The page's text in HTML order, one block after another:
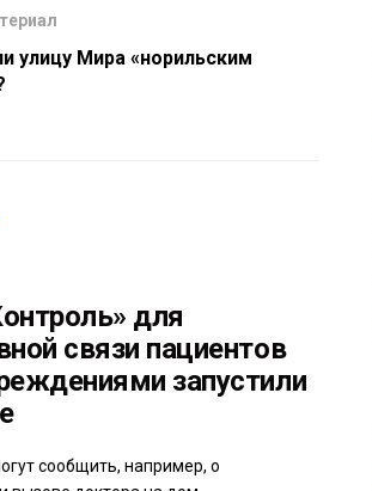
улицу Мира «норильским
для
связи пациентов
запустили
сообщить, например, о